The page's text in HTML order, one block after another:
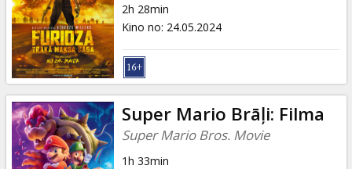
2h 28min
Kino no: 24.05.2024
Super Mario Brāļi: Filma
Super Mario Bros. Movie
1h 33min